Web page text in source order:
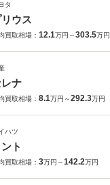
タ
ウス
買取相場： 12.1万円～303.5万円
ナ
買取相場： 8.1万円～292.3万円
ハツ
ト
買取相場： 3万円～142.2万円